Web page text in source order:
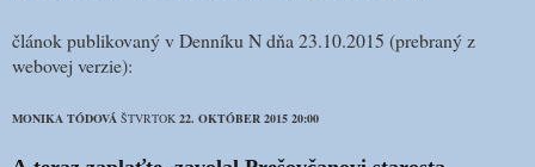
článok publikovaný v Denníku N dňa 23.10.2015 (prebraný z
webovej verzie):
MONIKA TÓDOVÁ ŠTVRTOK 22. OKTÓBER 2015 20:00